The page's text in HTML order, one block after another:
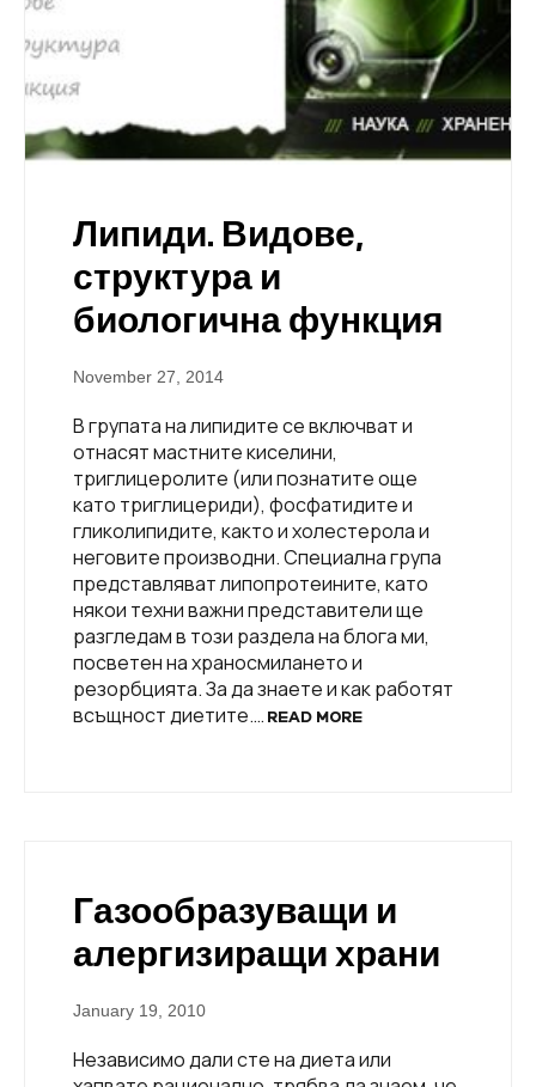
Липиди. Видове,
структура и
биологична функция
November 27, 2014
В групата на липидите се включват и
отнасят мастните киселини,
триглицеролите (или познатите още
като триглицериди), фосфатидите и
гликолипидите, както и холестерола и
неговите производни. Специална група
представляват липопротеините, като
някои техни важни представители ще
разгледам в този раздела на блога ми,
посветен на храносмилането и
резорбцията. За да знаете и как работят
всъщност диетите.… READ MORE
Газообразуващи и
алергизиращи храни
January 19, 2010
Независимо дали сте на диета или